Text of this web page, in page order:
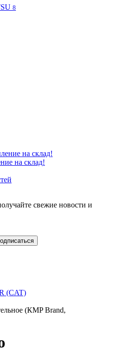
8
на склад!
свежие новости и
(CAT)
(КMP Brand,